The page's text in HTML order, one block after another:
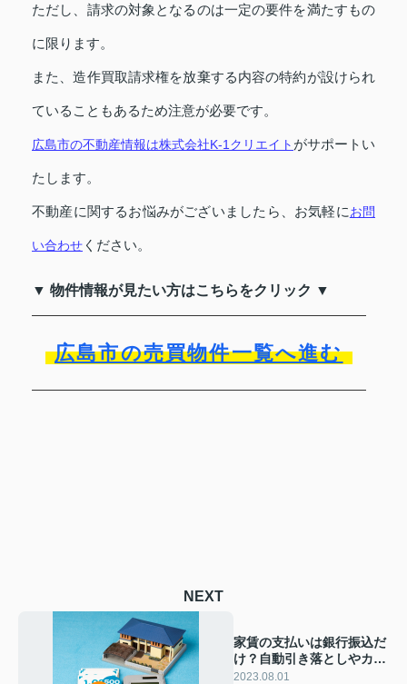
ただし、請求の対象となるのは一定の要件を満たすもの
に限ります。
また、造作買取請求権を放棄する内容の特約が設けられ
ていることもあるため注意が必要です。
広島市の不動産情報は株式会社K-1クリエイト がサポートい
たします。
不動産に関するお悩みがございましたら、お気軽にお問
い合わせ ください。
▼ 物件情報が見たい方はこちらをクリック ▼
広島市の売買物件一覧へ進む
NEXT
家賃の支払いは銀行振込だ
け？自動引き落としやカー
ド払いの特徴を解説
2023.08.01